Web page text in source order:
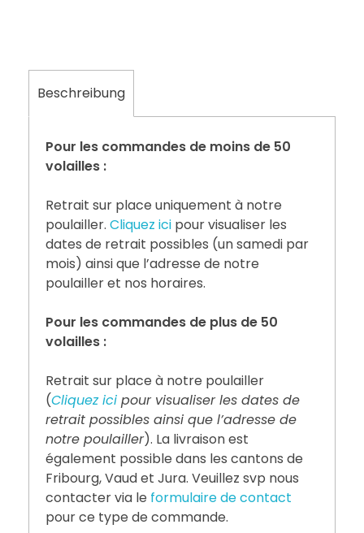
Beschreibung
Pour les commandes de moins de 50
volailles :
Retrait sur place uniquement à notre
poulailler. Cliquez ici pour visualiser les
dates de retrait possibles (un samedi par
mois) ainsi que l’adresse de notre
poulailler et nos horaires.
Pour les commandes de plus de 50
volailles :
Retrait sur place à notre poulailler
(Cliquez ici pour visualiser les dates de
retrait possibles ainsi que l’adresse de
notre poulailler). La livraison est
également possible dans les cantons de
Fribourg, Vaud et Jura. Veuillez svp nous
contacter via le formulaire de contact
pour ce type de commande.